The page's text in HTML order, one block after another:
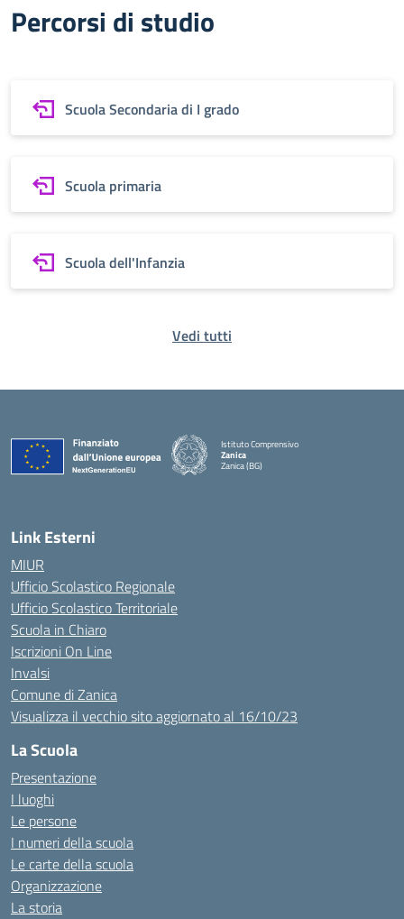
Percorsi di studio
Scuola Secondaria di I grado
Scuola primaria
Scuola dell'Infanzia
Vedi tutti
Istituto Comprensivo
Zanica
Zanica (BG)
Link Esterni
MIUR
Ufficio Scolastico Regionale
Ufficio Scolastico Territoriale
Scuola in Chiaro
Iscrizioni On Line
Invalsi
Comune di Zanica
Visualizza il vecchio sito aggiornato al 16/10/23
La Scuola
Presentazione
I luoghi
Le persone
I numeri della scuola
Le carte della scuola
Organizzazione
La storia